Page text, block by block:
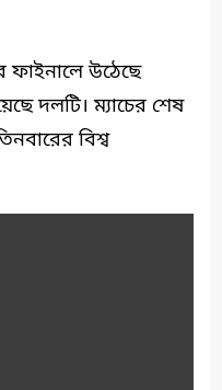
ফাইনালে উঠেছে
দলটি। ম্যাচের শেষ
বিশ্ব